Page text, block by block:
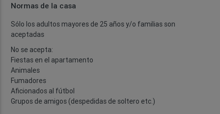
Normas de la casa
Sólo los adultos mayores de 25 años y/o familias son
aceptadas
No se acepta:
Fiestas en el apartamento
Animales
Fumadores
Aficionados al fútbol
Grupos de amigos (despedidas de soltero etc.)